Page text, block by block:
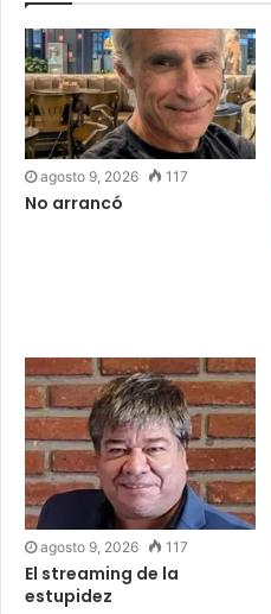
agosto 9, 2026 117
No arrancó
agosto 9, 2026 117
El streaming de la
estupidez